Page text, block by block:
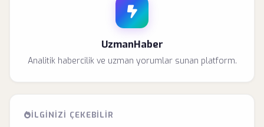
UzmanHaber
Analitik habercilik ve uzman yorumlar sunan platform.
İLGINIZI ÇEKEBILIR